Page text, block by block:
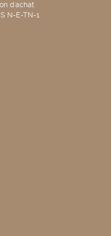
d'achat
N-E-TN-1